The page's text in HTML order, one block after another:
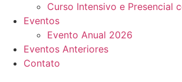
Curso Intensivo e Presencial
Eventos
Evento Anual 2026
Eventos Anteriores
Contato